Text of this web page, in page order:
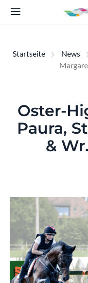
Startseite News
Oster-
Paura,
&